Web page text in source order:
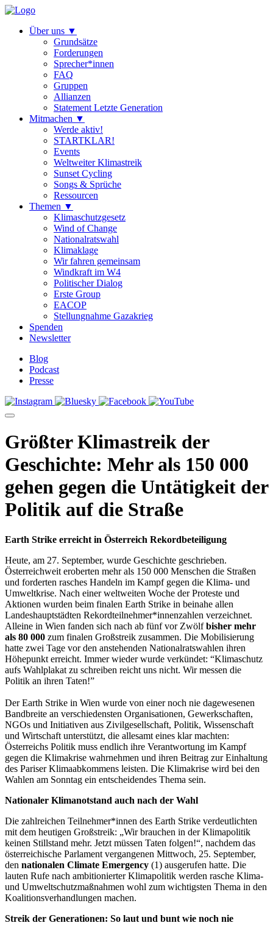
Über uns ▼
Grundsätze
Forderungen
Sprecher*innen
FAQ
Gruppen
Allianzen
Statement Letzte Generation
Mitmachen ▼
Werde aktiv!
STARTKLAR!
Events
Weltweiter Klimastreik
Sunset Cycling
Songs & Sprüche
Ressourcen
Themen ▼
Klimaschutzgesetz
Wind of Change
Nationalratswahl
Klimaklage
Wir fahren gemeinsam
Windkraft im W4
Politischer Dialog
Erste Group
EACOP
Stellungnahme Gazakrieg
Spenden
Newsletter
Blog
Podcast
Presse
Größter Klimastreik der
Geschichte: Mehr als 150 000
gehen gegen die Untätigkeit der
Politik auf die Straße
Earth Strike erreicht in Österreich Rekordbeteiligung
Heute, am 27. September, wurde Geschichte geschrieben.
Österreichweit eroberten mehr als 150 000 Menschen die Straßen
und forderten rasches Handeln im Kampf gegen die Klima- und
Umweltkrise. Nach einer weltweiten Woche der Proteste und
Aktionen wurden beim finalen Earth Strike in beinahe allen
Landeshauptstädten Rekordteilnehmer*innenzahlen verzeichnet.
Alleine in Wien fanden sich nach ab fünf vor Zwölfbisher mehr
als 80 000 zum finalen Großstreik zusammen. Die Mobilisierung
hatte zwei Tage vor den anstehenden Nationalratswahlen ihren
Höhepunkt erreicht. Immer wieder wurde verkündet: “Klimaschutz
aufs Wahlplakat zu schreiben reicht uns nicht. Wir messen die
Politik an ihren Taten!”
Der Earth Strike in Wien wurde von einer noch nie dagewesenen
Bandbreite an verschiedensten Organisationen, Gewerkschaften,
NGOs und Initiativen aus Zivilgesellschaft, Politik, Wissenschaft
und Wirtschaft unterstützt, die allesamt eines klar machten:
Österreichs Politik muss endlich ihre Verantwortung im Kampf
gegen die Klimakrise wahrnehmen und ihren Beitrag zur Einhaltung
des Pariser Klimaabkommens leisten. Die Klimakrise wird bei den
Wahlen am Sonntag ein entscheidendes Thema sein.
Nationaler Klimanotstand auch nach der Wahl
Die zahlreichen Teilnehmer*innen des Earth Strike verdeutlichten
mit dem heutigen Großstreik: „Wir brauchen in der Klimapolitik
keinen Stillstand mehr. Jetzt müssen Taten folgen!“, nachdem das
österreichische Parlament vergangenen Mittwoch, 25. September,
den nationalen Climate Emergency (1) ausgerufen hatte. Die
lauten Rufe nach ambitionierter Klimapolitik werden rasche Klima-
und Umweltschutzmaßnahmen wohl zum wichtigsten Thema in den
Koalitionsverhandlungen machen.
Streik der Generationen: So laut und bunt wie noch nie